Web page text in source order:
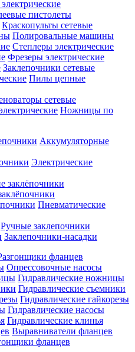
пистолеты
Краскопульты сетевые
Полировальные машины
Степлеры электрические
Фрезеры электрические
Заклепочники сетевые
Пилы цепные
сетевые
Ножницы по
Аккумуляторные
Электрические
Пневматические
Ручные заклепочники
Заклепочники-насадки
фланцев
Опрессовочные насосы
Гидравлические ножницы
Гидравлические съемники
Гидравлические гайкорезы
Гидравлические насосы
Гидравлические клинья
Выравниватели фланцев
фланцев